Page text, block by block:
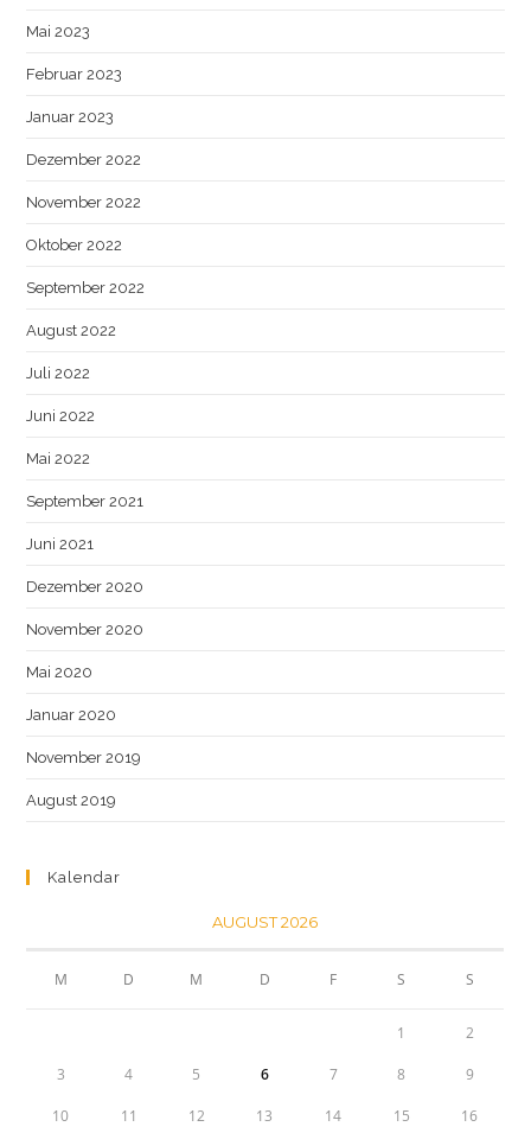
Mai 2023
Februar 2023
Januar 2023
Dezember 2022
November 2022
Oktober 2022
September 2022
August 2022
Juli 2022
Juni 2022
Mai 2022
September 2021
Juni 2021
Dezember 2020
November 2020
Mai 2020
Januar 2020
November 2019
August 2019
Kalendar
AUGUST 2026
M D M D F S S
1 2
3 4 5 6 7 8 9
10 11 12 13 14 15 16